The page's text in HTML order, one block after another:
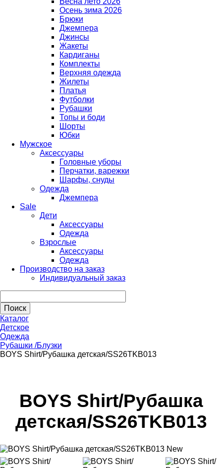
Осень зима 2026
Брюки
Джемпера
Джинсы
Жакеты
Кардиганы
Комплекты
Верхняя одежда
Жилеты
Платья
Футболки
Рубашки
Топы и боди
Шорты
Юбки
Мужское
Аксессуары
Головные уборы
Перчатки, варежки
Шарфы, снуды
Одежда
Джемпера
Sale
Дети
Аксессуары
Одежда
Взрослые
Аксессуары
Одежда
Производство на заказ
Индивидуальный заказ
Каталог
Детское
Одежда
Рубашки /Блузки
BOYS Shirt/Рубашка детская/SS26TKB013
BOYS Shirt/Рубашка
детская/SS26TKB013
New